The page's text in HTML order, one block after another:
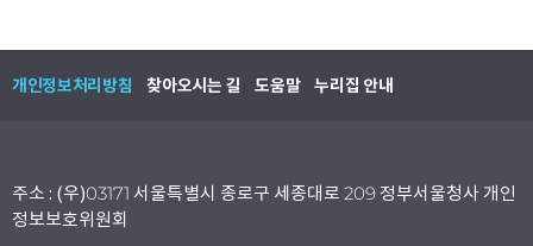
개인정보처리방침 찾아오시는 길 도움말 누리집 안내
주소 : (우)03171 서울특별시 종로구 세종대로 209 정부서울청사 개인
정보보호위원회